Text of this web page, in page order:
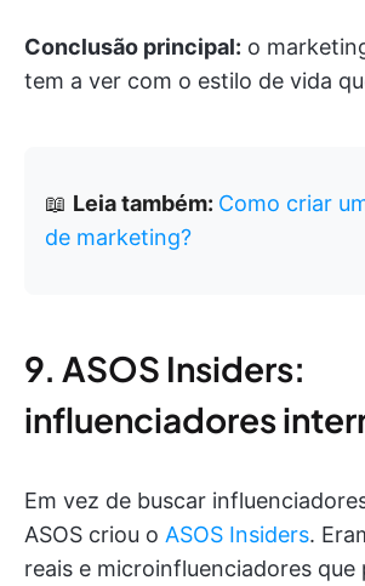
Conclusão principal: o
tem a ver com o estilo de vida
📖 Leia também: Como criar
de marketing?
9. ASOS Insiders:
influenciadores
Em vez de buscar
ASOS criou o ASOS Insiders.
reais e microinfluenciadores que